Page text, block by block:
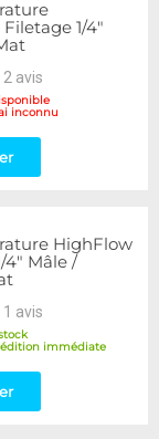
1/4"
2 avis
inconnu
HighFlow
4" Mâle /
1 avis
immédiate